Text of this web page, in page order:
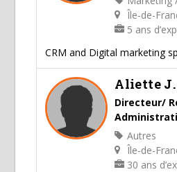
Île-de-
5 ans
CRM and Digital marketing
Aliette J.
Directeur/
Autres
Île-de-
30 ans